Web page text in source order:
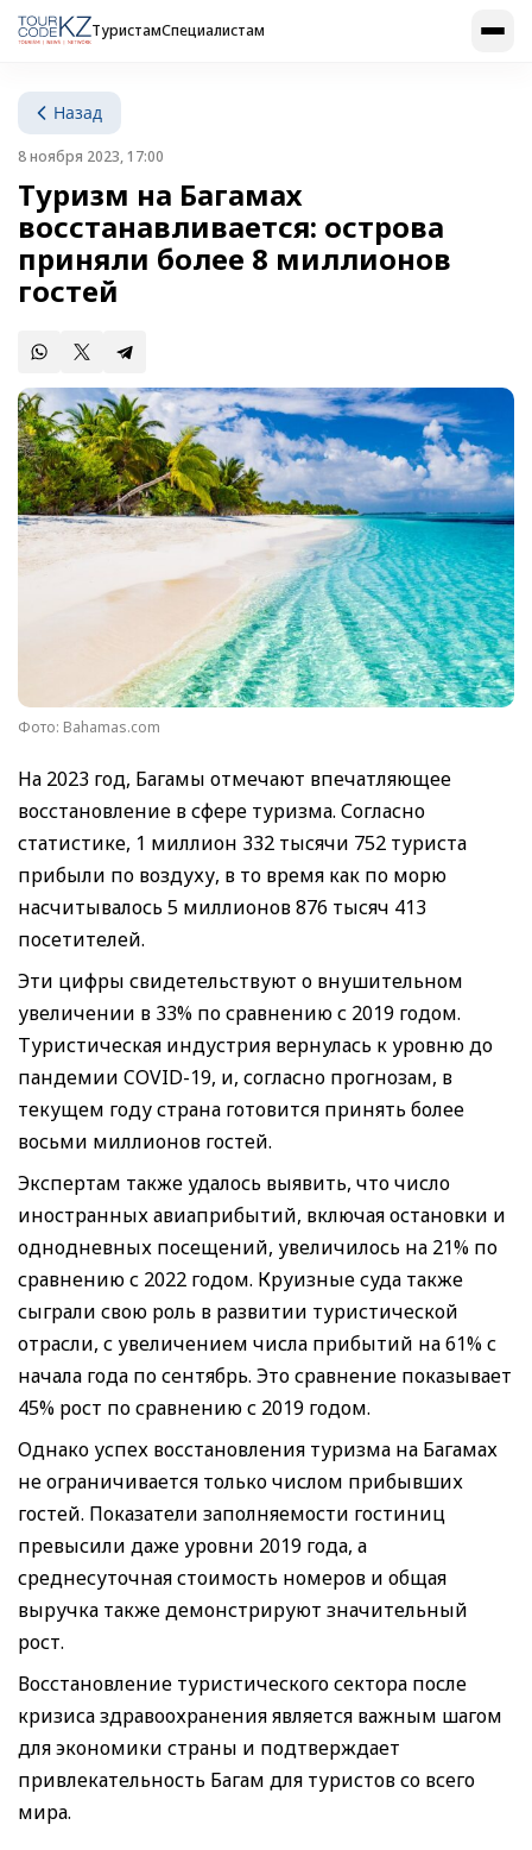
ТуристамСпециалистам
Назад
8 ноября 2023, 17:00
Туризм на Багамах
восстанавливается: острова
приняли более 8 миллионов
гостей
Фото: Bahamas.com
На 2023 год, Багамы отмечают впечатляющее
восстановление в сфере туризма. Согласно
статистике, 1 миллион 332 тысячи 752 туриста
прибыли по воздуху, в то время как по морю
насчитывалось 5 миллионов 876 тысяч 413
посетителей.
Эти цифры свидетельствуют о внушительном
увеличении в 33% по сравнению с 2019 годом.
Туристическая индустрия вернулась к уровню до
пандемии COVID-19, и, согласно прогнозам, в
текущем году страна готовится принять более
восьми миллионов гостей.
Экспертам также удалось выявить, что число
иностранных авиаприбытий, включая остановки и
однодневных посещений, увеличилось на 21% по
сравнению с 2022 годом. Круизные суда также
сыграли свою роль в развитии туристической
отрасли, с увеличением числа прибытий на 61% с
начала года по сентябрь. Это сравнение показывает
45% рост по сравнению с 2019 годом.
Однако успех восстановления туризма на Багамах
не ограничивается только числом прибывших
гостей. Показатели заполняемости гостиниц
превысили даже уровни 2019 года, а
среднесуточная стоимость номеров и общая
выручка также демонстрируют значительный
рост.
Восстановление туристического сектора после
кризиса здравоохранения является важным шагом
для экономики страны и подтверждает
привлекательность Багам для туристов со всего
мира.